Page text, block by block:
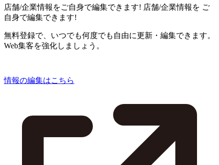
店舗/企業情報をご自身で編集できます! 店舗/企業情報を ご
自身で編集できます!
無料登録で、いつでも何度でも自由に更新・編集できます。
Web集客を強化しましょう。
情報の編集はこちら